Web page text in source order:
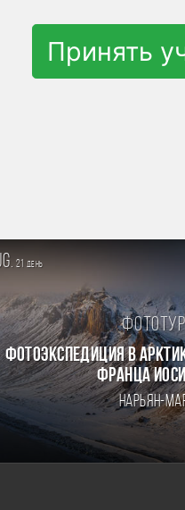
Принять
21 день
Фототур
Фотоэкспедиция в
Франца
Нарьян-